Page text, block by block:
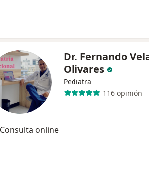
Dr. Fernando
Olivares
Pediatra
116 opinión
Consulta online